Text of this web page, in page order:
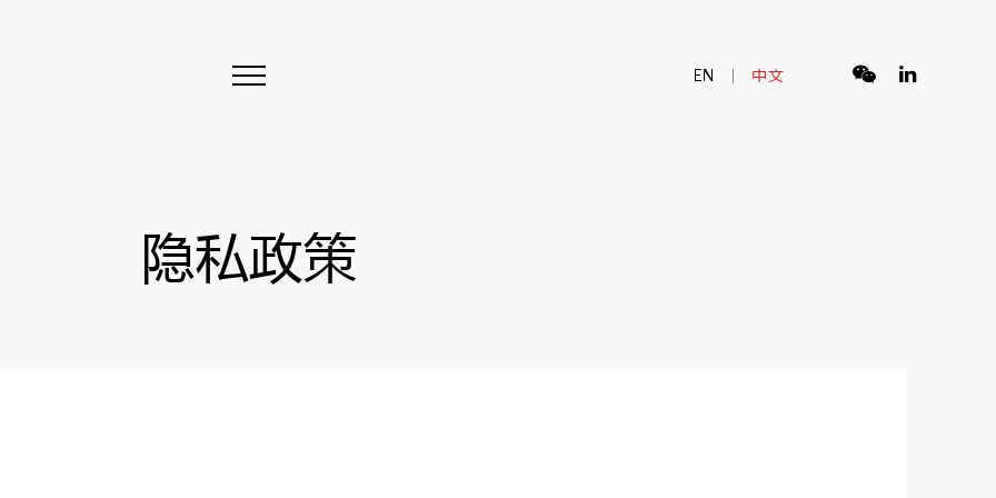
EN 中文
隐私政策